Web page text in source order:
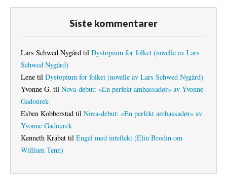
Siste kommentarer
Lars Schwed Nygård til Dystopium for folket (novelle av Lars
Schwed Nygård)
Lene til Dystopium for folket (novelle av Lars Schwed Nygård)
Yvonne G. til Nova-debut: «En perfekt ambassadør» av Yvonne
Gadourek
Esben Kobberstad til Nova-debut: «En perfekt ambassadør» av
Yvonne Gadourek
Kenneth Krabat til Engel med intellekt (Elin Brodin om
William Tenn)